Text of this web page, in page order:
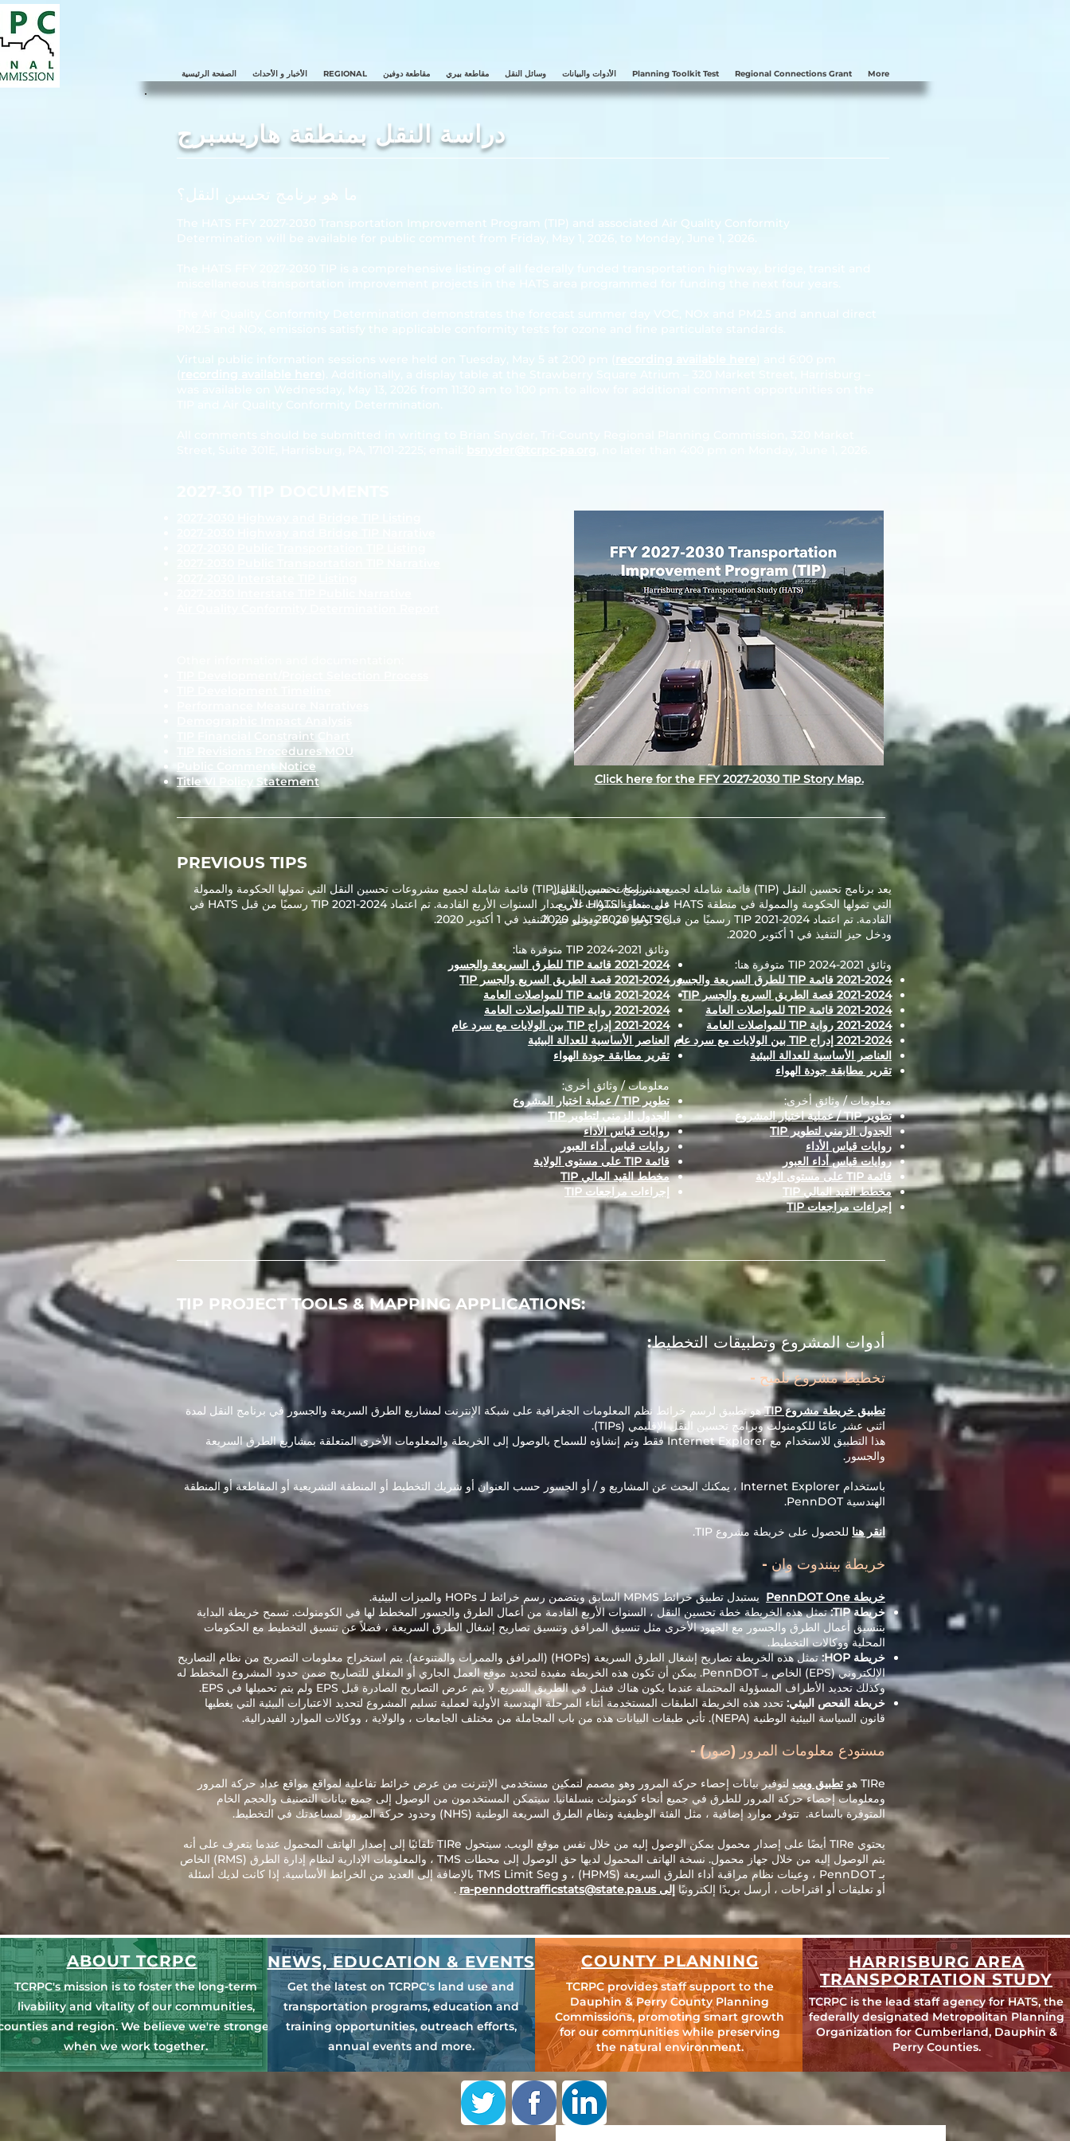
الصفحة الرئيسية الأخبار و الأحداث REGIONAL مقاطعة دوفين مقاطعة بيري وسائل النقل الأدوات والبيانات Planning Toolkit Test Regional Connections Grant More
دراسة النقل بمنطقة هاريسبرج
ما هو برنامج تحسين النقل؟
The HATS FFY 2027-2030 Transportation Improvement Program (TIP) and associated Air Quality Conformity
Determination will be available for public comment from Friday, May 1, 2026, to Monday, June 1, 2026.
The HATS FFY 2027-2030 TIP is a comprehensive listing of all federally funded transportation highway, bridge, transit and
miscellaneous transportation improvement projects in the HATS area programmed for funding the next four years.
The Air Quality Conformity Determination demonstrates the forecast summer day VOC, NOx and PM2.5 and annual direct
PM2.5 and NOx, emissions satisfy the applicable conformity tests for ozone and fine particulate standards.
Virtual public information sessions were held on Tuesday, May 5 at 2:00 pm (
( recording available here). Additionally, a display table at the Strawberry Square Atrium – 320 Market Street, Harrisburg –
was available on Wednesday, May 13, 2026 from 11:30 am to 1:00 pm. to allow for additional comment opportunities on the
TIP and Air Quality Conformity Determination.
All comments should be submitted in writing to Brian Snyder, Tri-County Regional Planning Commission, 320 Market
TIP Financial Constraint Chart
TIP Revisions Procedures MOU
Public Comment Notice
Title VI Policy Statement
Click here for the FFY 2027-2030 TIP Story Map.
PREVIOUS TIPS
يعد برنامج تحسين النقل (TIP) قائمة شاملة لجميع مشروعات تحسين النقل التي تمولها الحكومة والممولة
في منطقة HATS على مدار السنوات الأربع القادمة. تم اعتماد TIP 2021-2024 رسميًا من قبل HATS في
26 يونيو 2020 ودخل حيز التنفيذ في 1 أكتوبر 2020.
وثائق 2021-2024 TIP متوفرة هنا:
2021-2024 قائمة TIP للطرق السريعة والجسور
2021-2024 قصة الطريق السريع والجسر TIP
2021-2024 قائمة TIP للمواصلات العامة
2021-2024 رواية TIP للمواصلات العامة
2021-2024 إدراج TIP بين الولايات مع سرد عام
العناصر الأساسية للعدالة البيئية
تقرير مطابقة جودة الهواء
معلومات / وثائق أخرى:
تطوير TIP / عملية اختيار المشروع
الجدول الزمني لتطوير TIP
روايات قياس الأداء
روايات قياس أداء العبور
قائمة TIP على مستوى الولاية
مخطط القيد المالي TIP
إجراءات مراجعات TIP
يعد برنامج تحسين النقل (TIP) قائمة شاملة لجميع مشروعات تحسين النقل
التي تمولها الحكومة والممولة في منطقة HATS على مدار السنوات الأربع
القادمة. تم اعتماد TIP 2021-2024 رسميًا من قبل HATS في 26 يونيو 2020
ودخل حيز التنفيذ في 1 أكتوبر 2020.
وثائق 2021-2024 TIP متوفرة هنا:
2021-2024 قائمة TIP للطرق السريعة والجسور
2021-2024 قصة الطريق السريع والجسر TIP
2021-2024 قائمة TIP للمواصلات العامة
2021-2024 رواية TIP للمواصلات العامة
2021-2024 إدراج TIP بين الولايات مع سرد عام
العناصر الأساسية للعدالة البيئية
تقرير مطابقة جودة الهواء
معلومات / وثائق أخرى:
تطوير TIP / عملية اختيار المشروع
الجدول الزمني لتطوير TIP
روايات قياس الأداء
روايات قياس أداء العبور
قائمة TIP على مستوى الولاية
مخطط القيد المالي TIP
إجراءات مراجعات TIP
TIP PROJECT TOOLS & MAPPING APPLICATIONS:
أدوات المشروع وتطبيقات التخطيط:
تخطيط مشروع تلميح -
تطبيق خريطة مشروع TIP
هو تطبيق لرسم خرائط نظم المعلومات الجغرافية على شبكة الإنترنت لمشاريع الطرق السريعة والجسور في برنامج النقل لمدة
اثني عشر عامًا للكومنولث وبرامج تحسين النقل الإقليمي (TIPs).
هذا التطبيق للاستخدام مع Internet Explorer فقط وتم إنشاؤه للسماح بالوصول إلى الخريطة والمعلومات الأخرى المتعلقة بمشاريع الطرق السريعة
والجسور.
باستخدام Internet Explorer ، يمكنك البحث عن المشاريع و / أو الجسور حسب العنوان أو شريك التخطيط أو المنطقة التشريعية أو المقاطعة أو المنطقة
الهندسية PennDOT.
انقر هنا للحصول على خريطة مشروع TIP.
خريطة بينندوت وان -
خريطة PennDOT One
يستبدل تطبيق خرائط MPMS السابق ويتضمن رسم خرائط لـ HOPs والميزات البيئية.
خريطة TIP:
تمثل هذه الخريطة خطة تحسين النقل ، السنوات الأربع القادمة من أعمال الطرق والجسور المخطط لها في الكومنولث. تسمح خريطة البداية
بتنسيق أعمال الطرق والجسور مع الجهود الأخرى مثل تنسيق المرافق وتنسيق تصاريح إشغال الطرق السريعة ، فضلاً عن تنسيق التخطيط مع الحكومات
المحلية ووكالات التخطيط.
خريطة HOP:
تمثل هذه الخريطة تصاريح إشغال الطرق السريعة (HOPs) (المرافق والممرات والمتنوعة). يتم استخراج معلومات التصريح من نظام التصاريح
الإلكتروني (EPS) الخاص بـ PennDOT. يمكن أن تكون هذه الخريطة مفيدة لتحديد موقع العمل الجاري أو المغلق للتصاريح ضمن حدود المشروع المخطط له
وكذلك تحديد الأطراف المسؤولة المحتملة عندما يكون هناك فشل في الطريق السريع. لا يتم عرض التصاريح الصادرة قبل EPS ولم يتم تحميلها في EPS.
خريطة الفحص البيئي: تحدد هذه الخريطة الطبقات المستخدمة أثناء المرحلة الهندسية الأولية لعملية تسليم المشروع لتحديد الاعتبارات البيئية التي يغطيها
قانون السياسة البيئية الوطنية (NEPA). تأتي طبقات البيانات هذه من باب المجاملة من مختلف الجامعات ، والولاية ، ووكالات الموارد الفيدرالية.
مستودع معلومات المرور (صور) -
TIRe هو تطبيق ويبلتوفير بيانات إحصاء حركة المرور وهو مصمم لتمكين مستخدمي الإنترنت من عرض خرائط تفاعلية لمواقع مواقع عداد حركة المرور
ومعلومات إحصاء حركة المرور للطرق في جميع أنحاء كومنولث بنسلفانيا. سيتمكن المستخدمون من الوصول إلى جميع بيانات التصنيف والحجم الخام
المتوفرة بالساعة. تتوفر موارد إضافية ، مثل الفئة الوظيفية ونظام الطرق السريعة الوطنية (NHS) وحدود حركة المرور لمساعدتك في التخطيط.
يحتوي TIRe أيضًا على إصدار محمول يمكن الوصول إليه من خلال نفس موقع الويب. سيتحول TIRe تلقائيًا إلى إصدار الهاتف المحمول عندما يتعرف على أنه
يتم الوصول إليه من خلال جهاز محمول. نسخة الهاتف المحمول لديها حق الوصول إلى محطات TMS ، والمعلومات الإدارية لنظام إدارة الطرق (RMS) الخاص
بـ PennDOT ، وعينات نظام مراقبة أداء الطرق السريعة (HPMS) ، و TMS Limit Seg بالإضافة إلى العديد من الخرائط الأساسية. إذا كانت لديك أسئلة
أو تعليقات أو اقتراحات ، أرسل بريدًا إلكترونيًا إلى ra-penndottrafficstats@state.pa.us .
ABOUT TCRPC
TCRPC's mission is to foster the long-term
livability and vitality of our communities,
and region. We believe we're stronger
when we work together.
NEWS, EDUCATION & EVENTS
Get the latest on TCRPC's land use and
transportation programs, education and
training opportunities, outreach efforts,
annual events and more.
COUNTY PLANNING
TCRPC provides staff support to the
Dauphin & Perry County Planning
Commissions, promoting smart growth
for our communities while preserving
the natural environment.
HARRISBURG AREA
TRANSPORTATION STUDY
TCRPC is the lead staff agency for HATS, the
federally designated Metropolitan Planning
Organization for Cumberland, Dauphin &
Perry Counties.